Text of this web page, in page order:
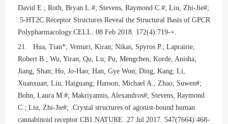
David E.; Roth, Bryan L.#; Stevens, Raymond C.#; Liu, Zhi-Jie#;
.5-HT2C Receptor Structures Reveal the Structural Basis of GPCR
Polypharmacology.CELL. 08 Feb 2018. 172(4):719-+.
21. Hua, Tian*; Vemuri, Kiran; Nikas, Spyros P.; Laprairie,
Robert B.; Wu, Yiran; Qu, Lu; Pu, Mengchen; Korde, Anisha;
Jiang, Shan; Ho, Jo-Hao; Han, Gye Won; Ding, Kang; Li,
Xuanxuan; Liu, Haiguang; Hanson, Michael A.; Zhao, Suwen#;
Bohn, Laura M.#; Makriyannis, Alexandros#; Stevens, Raymond
C.; Liu, Zhi-Jie#; .Crystal structures of agonist-bound human
cannabinoid receptor CB1.NATURE. 27 Jul 2017. 547(7664):468-